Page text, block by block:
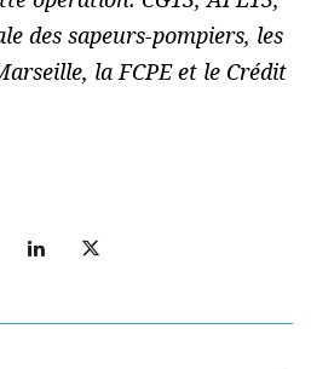
des sapeurs-pompiers, les
la FCPE et le Crédit